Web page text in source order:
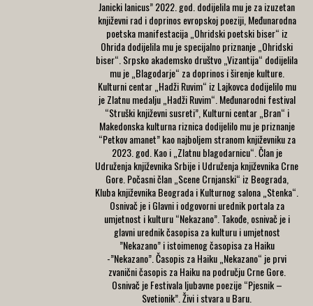
Janicki Ianicus” 2022. god. dodijelila mu je za izuzetan
književni rad i doprinos evropskoj poeziji, Međunarodna
poetska manifestacija „Ohridski poetski biser“ iz
Ohrida dodijelila mu je specijalno priznanje „Ohridski
biser“. Srpsko akademsko društvo „Vizantija“ dodijelila
mu je „Blagodarje“ za doprinos i širenje kulture.
Kulturni centar „Hadži Ruvim“ iz Lajkovca dodijelilo mu
je Zlatnu medalju „Hadži Ruvim“. Međunarodni festival
“Struški književni susreti”, Kulturni centar „Bran“ i
Makedonska kulturna riznica dodijelilo mu je priznanje
“Petkov amanet” kao najboljem stranom književniku za
2023. god. Kao i „Zlatnu blagodarnicu“. Član je
Udruženja književnika Srbije i Udruženja književnika Crne
Gore. Počasni član „Scene Crnjanski“ iz Beograda,
Kluba književnika Beograda i Kulturnog salona „Stenka“.
Osnivač je i Glavni i odgovorni urednik portala za
umjetnost i kulturu “Nekazano”. Takođe, osnivač je i
glavni urednik časopisa za kulturu i umjetnost
”Nekazano” i istoimenog časopisa za Haiku
-”Nekazano”. Časopis za Haiku „Nekazano“ je prvi
zvanični časopis za Haiku na području Crne Gore.
Osnivač je Festivala ljubavne poezije “Pjesnik –
Svetionik”. Živi i stvara u Baru.